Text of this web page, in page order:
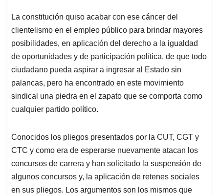
La constitución quiso acabar con ese cáncer del
clientelismo en el empleo público para brindar mayores
posibilidades, en aplicación del derecho a la igualdad
de oportunidades y de participación política, de que todo
ciudadano pueda aspirar a ingresar al Estado sin
palancas, pero ha encontrado en este movimiento
sindical una piedra en el zapato que se comporta como
cualquier partido político.
Conocidos los pliegos presentados por la CUT, CGT y
CTC y como era de esperarse nuevamente atacan los
concursos de carrera y han solicitado la suspensión de
algunos concursos y, la aplicación de retenes sociales
en sus pliegos. Los argumentos son los mismos que